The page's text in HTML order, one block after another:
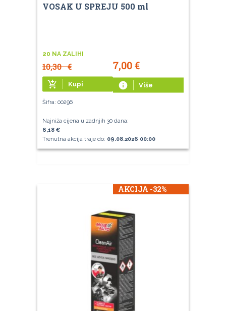
VOSAK U SPREJU 500 ml
20 NA ZALIHI
10,30€ 7,00€
add_shopping_cart Kupi info Više
Šifra: 00296
Najniža cijena u zadnjih 30 dana:
6,18 €
Trenutna akcija traje do: 09.08.2026 00:00
AKCIJA -32%